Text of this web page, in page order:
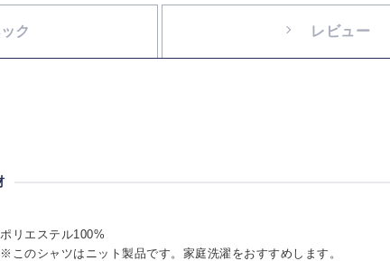
ク レビュー
ポリエステル100%
※このシャツはニット製品です。家庭洗濯をおすすめします。